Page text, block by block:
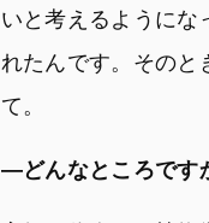
いと考えるように
れたんです。そのと
て。
―どんなところです